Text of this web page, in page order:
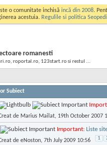
o comunitate inchisă incă din 2008.
acestuia. Regulile si politica
romanesti
roportal.ro, 123start.ro si restul ...
Subiect
de Marius Mailat, 19th October 2007
Important: Liste
de eNoston, 7th July 2009 10:56 1